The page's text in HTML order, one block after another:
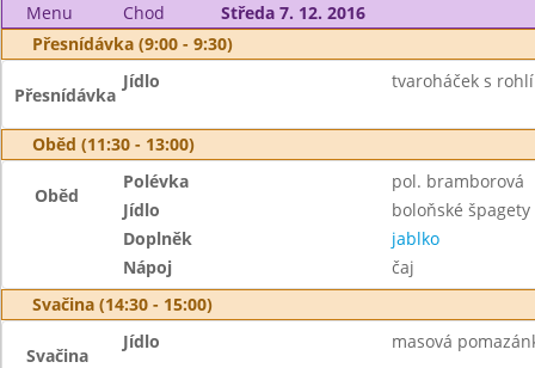
Menu Chod
Středa 7. 12. 2016
Přesnídávka (9:00 - 9:30)
Přesnídávka
Jídlo tvaroháček s
Oběd (11:30 - 13:00)
Oběd
Polévka
pol. bramborová
Jídlo
boloňské
Doplněk
jablko
Nápoj
čaj
Svačina (14:30 - 15:00)
Svačina
Jídlo masová